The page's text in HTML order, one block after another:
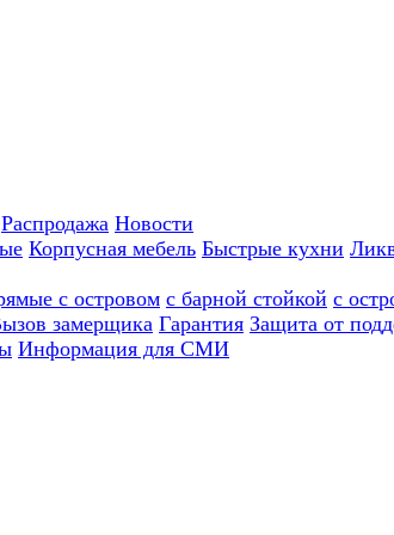
Распродажа Новости
Корпусная мебель Быстрые кухни
с островом с барной стойкой с
замерщика Гарантия Защита от
Информация для СМИ